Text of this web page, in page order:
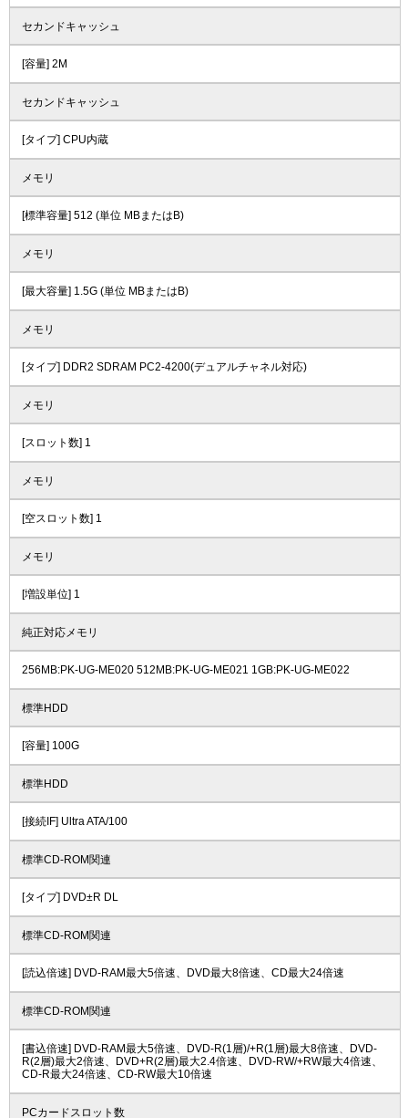
セカンドキャッシュ
[容量] 2M
セカンドキャッシュ
[タイプ] CPU内蔵
メモリ
[標準容量] 512 (単位 MBまたはB)
メモリ
[最大容量] 1.5G (単位 MBまたはB)
メモリ
[タイプ] DDR2 SDRAM PC2-4200(デュアルチャネル対応)
メモリ
[スロット数] 1
メモリ
[空スロット数] 1
メモリ
[増設単位] 1
純正対応メモリ
256MB:PK-UG-ME020 512MB:PK-UG-ME021 1GB:PK-UG-ME022
標準HDD
[容量] 100G
標準HDD
[接続IF] Ultra ATA/100
標準CD-ROM関連
[タイプ] DVD±R DL
標準CD-ROM関連
[読込倍速] DVD-RAM最大5倍速、DVD最大8倍速、CD最大24倍速
標準CD-ROM関連
[書込倍速] DVD-RAM最大5倍速、DVD-R(1層)/+R(1層)最大8倍速、DVD-
R(2層)最大2倍速、DVD+R(2層)最大2.4倍速、DVD-RW/+RW最大4倍速、
CD-R最大24倍速、CD-RW最大10倍速
PCカードスロット数